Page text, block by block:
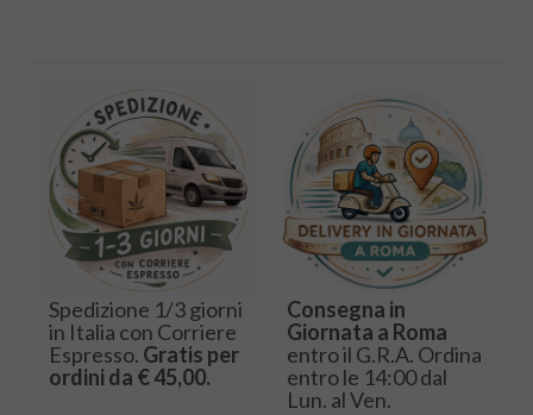
Spedizione 1/3 giorni
in Italia con Corriere
Espresso. Gratis per
ordini da € 45,00.
Consegna in
Giornata a Roma
entro il G.R.A. Ordina
entro le 14:00 dal
Lun. al Ven.